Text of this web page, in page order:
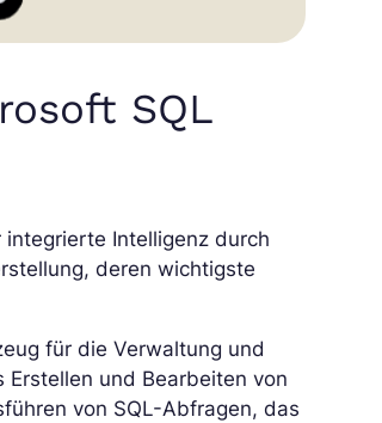
SQL
Intelligenz durch
deren wichtigste
für die Verwaltung und
und Bearbeiten von
von SQL-Abfragen, das